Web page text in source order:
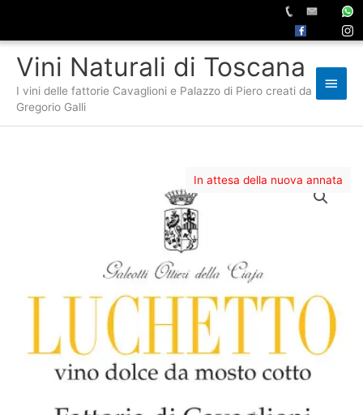
contenuto
Vini Naturali di Toscana
I vini delle fattorie Cavaglioni e Palazzo di Piero creati da
Gregorio Galli
Menu
In attesa della nuova annata